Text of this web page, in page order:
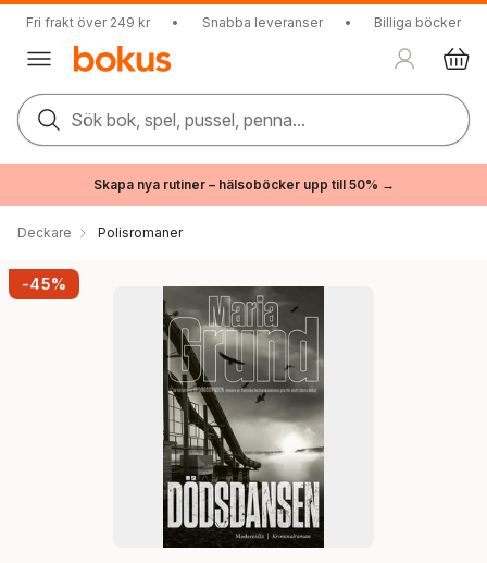
Fri frakt över 249 kr • Snabba leveranser • Billiga böcker
Sök bok, spel, pussel, penna...
Skapa nya rutiner – hälsoböcker upp till 50% →
Deckare Polisromaner
-45%